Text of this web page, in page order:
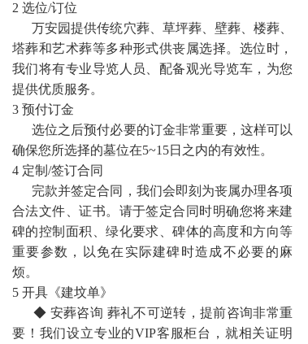
2 选位/订位
万安园提供传统穴葬、草坪葬、壁葬、楼葬、
塔葬和艺术葬等多种形式供丧属选择。选位时，
我们将有专业导览人员、配备观光导览车，为您
提供优质服务。
3 预付订金
选位之后预付必要的订金非常重要，这样可以
确保您所选择的墓位在5~15日之内的有效性。
4 定制/签订合同
完款并签定合同，我们会即刻为丧属办理各项
合法文件、证书。请于签定合同时明确您将来建
碑的控制面积、绿化要求、碑体的高度和方向等
重要参数，以免在实际建碑时造成不必要的麻
烦。
5 开具《建坟单》
◆ 安葬咨询 葬礼不可逆转，提前咨询非常重
要！我们设立专业的VIP客服柜台，就相关证明